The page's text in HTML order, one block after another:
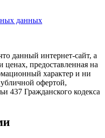
данных
данный интернет-сайт, а
ценах, предоставленная на
характер и ни
офертой,
437 Гражданского кодекса